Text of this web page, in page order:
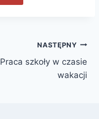
NASTĘPNY
Praca szkoły w czasie
wakacji